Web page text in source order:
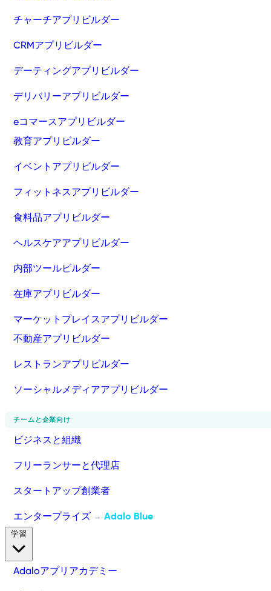
チャーチアプリビルダー
CRMアプリビルダー
デーティングアプリビルダー
デリバリーアプリビルダー
eコマースアプリビルダー
教育アプリビルダー
イベントアプリビルダー
フィットネスアプリビルダー
食料品アプリビルダー
ヘルスケアアプリビルダー
内部ツールビルダー
在庫アプリビルダー
マーケットプレイスアプリビルダー
不動産アプリビルダー
レストランアプリビルダー
ソーシャルメディアアプリビルダー
チームと企業向け
ビジネスと組織
フリーランサーと代理店
スタートアップ創業者
エンタープライズ → Adalo Blue
Adaloアプリアカデミー